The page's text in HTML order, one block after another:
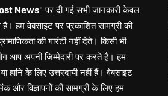
News" पर दी गई सभी जानकारी केवल
हम वेबसाइट पर प्रकाशित सामग्री की
की गारंटी नहीं देते। किसी भी
आप अपनी जिम्मेदारी पर करते हैं। हम
हानि के लिए उत्तरदायी नहीं हैं। वेबसाइट
और विज्ञापनों की सामग्री के लिए हम